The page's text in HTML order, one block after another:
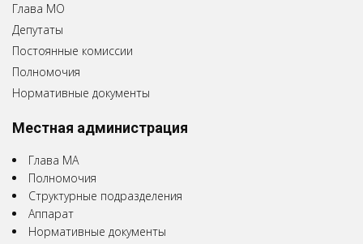
Глава МО
Депутаты
Постоянные комиссии
Полномочия
Нормативные документы
Местная администрация
Глава МА
Полномочия
Структурные подразделения
Аппарат
Нормативные документы